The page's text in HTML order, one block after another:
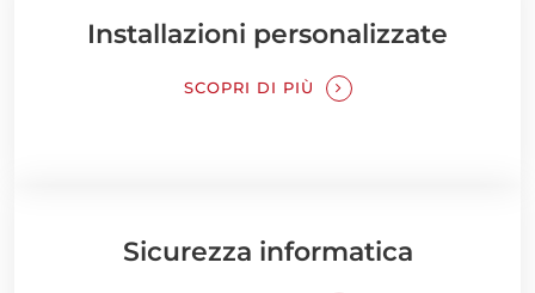
Installazioni personalizzate
SCOPRI DI PIÙ
Sicurezza informatica